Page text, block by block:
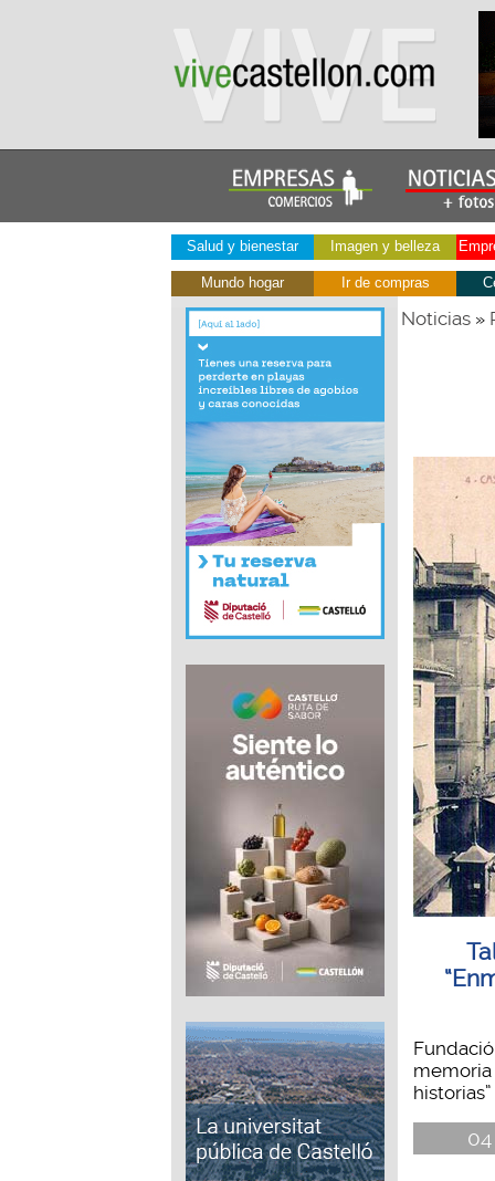
Salud y bienestar Imagen y belleza
Mundo hogar Ir de compras
Noticias»
memoria